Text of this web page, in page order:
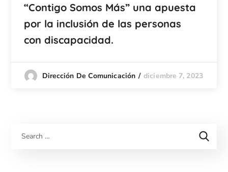
“Contigo Somos Más” una apuesta
por la inclusión de las personas
con discapacidad.
Dirección De Comunicación diciembre 7, 2023